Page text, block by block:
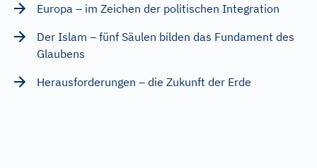
Europa – im Zeichen der politischen Integration
Der Islam – fünf Säulen bilden das Fundament des
Glaubens
Herausforderungen – die Zukunft der Erde